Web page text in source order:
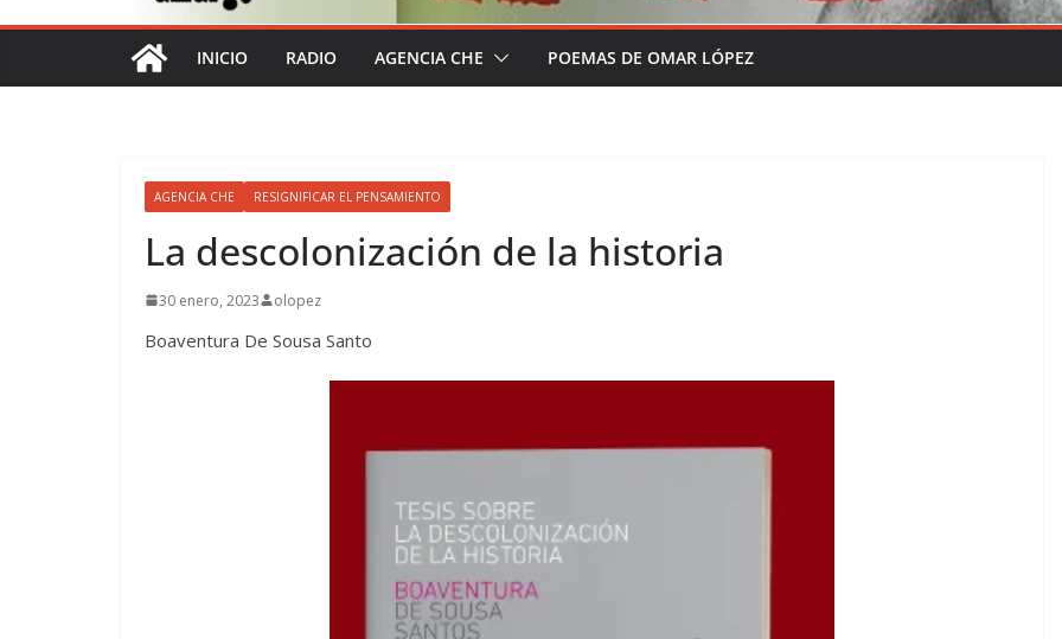
INICIO RADIO AGENCIA CHE POEMAS DE OMAR LÓPEZ
AGENCIA CHE RESIGNIFICAR EL PENSAMIENTO
La descolonización de la historia
30 enero, 2023 olopez
Boaventura De Sousa Santo